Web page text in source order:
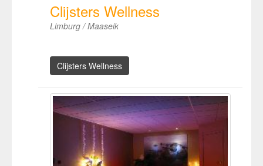
Clijsters Wellness
Limburg / Maaseik
Clijsters Wellness